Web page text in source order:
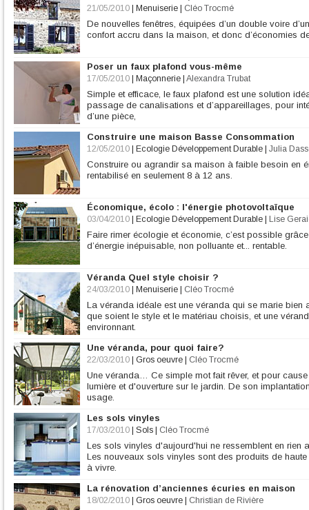
21/05/2010 Menuiserie Cléo Trocmé
De nouvelles fenêtres, équipées d’un double voire
confort accru dans la maison, et donc d’économies
Poser un faux plafond vous-même
17/05/2010 Maçonnerie Alexandra Trubat
Simple et efficace, le faux plafond est une solution
passage de canalisations et d’appareillages, pour
d’une pièce,
Construire une maison Basse Consommation
12/05/2010 Ecologie Développement Durable Julia
Construire ou agrandir sa maison à faible besoin en
rentabilisé en seulement 8 à 12 ans.
Économique, écolo : l'énergie photovoltaïque
03/04/2010 Ecologie Développement Durable Lise
Faire rimer écologie et économie, c’est possible
d’énergie inépuisable, non polluante et... rentable.
Véranda Quel style choisir ?
24/03/2010 Menuiserie Cléo Trocmé
La véranda idéale est une véranda qui se marie bien
que soient le style et le matériau choisis, et une
environnant.
Une véranda, pour quoi faire?
22/03/2010 Gros oeuvre Cléo Trocmé
Une véranda… Ce simple mot fait rêver, et pour
lumière et d'ouverture sur le jardin. De son
usage.
Les sols vinyles
17/03/2010 Sols Cléo Trocmé
Les sols vinyles d'aujourd'hui ne ressemblent en rien
Les nouveaux sols vinyles sont des produits de
à vivre.
La rénovation d’anciennes écuries en maison
18/02/2010 Gros oeuvre Christian de Rivière